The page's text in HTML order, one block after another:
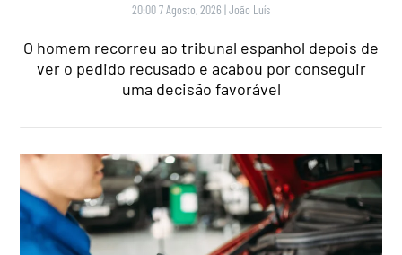
20:00 7 Agosto, 2026 |João Luís
O homem recorreu ao tribunal espanhol depois de
ver o pedido recusado e acabou por conseguir
uma decisão favorável